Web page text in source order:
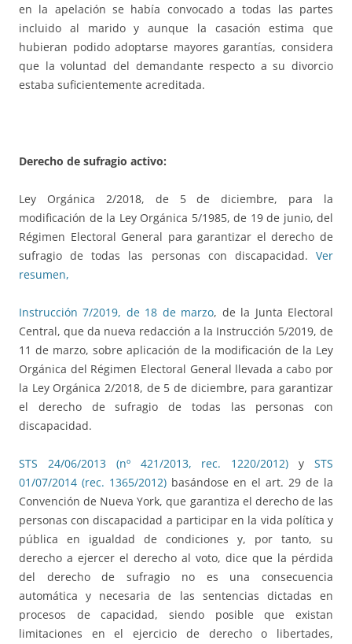
en la apelación se había convocado a todas las partes
incluido al marido y aunque la casación estima que
hubieran podido adoptarse mayores garantías, considera
que la voluntad del demandante respecto a su divorcio
estaba suficientemente acreditada.
Derecho de sufragio activo:
Ley Orgánica 2/2018, de 5 de diciembre, para la
modificación de la Ley Orgánica 5/1985, de 19 de junio, del
Régimen Electoral General para garantizar el derecho de
sufragio de todas las personas con discapacidad. Ver
resumen,
Instrucción 7/2019, de 18 de marzo, de la Junta Electoral
Central, que da nueva redacción a la Instrucción 5/2019, de
11 de marzo, sobre aplicación de la modificación de la Ley
Orgánica del Régimen Electoral General llevada a cabo por
la Ley Orgánica 2/2018, de 5 de diciembre, para garantizar
el derecho de sufragio de todas las personas con
discapacidad.
STS 24/06/2013 (nº 421/2013, rec. 1220/2012) ySTS
01/07/2014 (rec. 1365/2012) basándose en el art. 29 de la
Convención de Nueva York, que garantiza el derecho de las
personas con discapacidad a participar en la vida política y
pública en igualdad de condiciones y, por tanto, su
derecho a ejercer el derecho al voto, dice que la pérdida
del derecho de sufragio no es una consecuencia
automática y necesaria de las sentencias dictadas en
procesos de capacidad, siendo posible que existan
limitaciones en el ejercicio de derecho o libertades,